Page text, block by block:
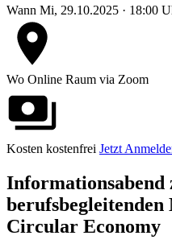
Wann Mi, 29.10.2025 · 18:00
Wo Online Raum via Zoom
Kosten kostenfrei Jetzt
Informationsabend
berufsbegleitenden
Circular Economy